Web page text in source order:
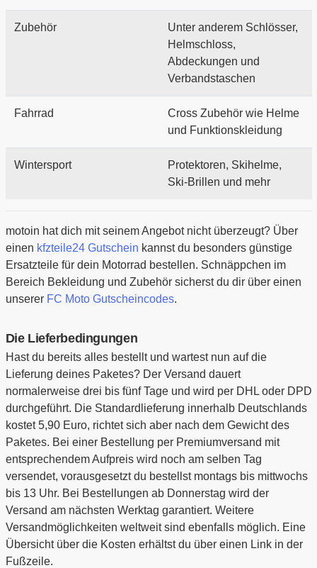
Zubehör
Unter anderem Schlösser,
Helmschloss,
Abdeckungen und
Verbandstaschen
Fahrrad
Cross Zubehör wie Helme
und Funktionskleidung
Wintersport
Protektoren, Skihelme,
Ski-Brillen und mehr
motoin hat dich mit seinem Angebot nicht überzeugt? Über
einen kfzteile24 Gutschein kannst du besonders günstige
Ersatzteile für dein Motorrad bestellen. Schnäppchen im
Bereich Bekleidung und Zubehör sicherst du dir über einen
unserer FC Moto Gutscheincodes.
Die Lieferbedingungen
Hast du bereits alles bestellt und wartest nun auf die
Lieferung deines Paketes? Der Versand dauert
normalerweise drei bis fünf Tage und wird per DHL oder DPD
durchgeführt. Die Standardlieferung innerhalb Deutschlands
kostet 5,90 Euro, richtet sich aber nach dem Gewicht des
Paketes. Bei einer Bestellung per Premiumversand mit
entsprechendem Aufpreis wird noch am selben Tag
versendet, vorausgesetzt du bestellst montags bis mittwochs
bis 13 Uhr. Bei Bestellungen ab Donnerstag wird der
Versand am nächsten Werktag garantiert. Weitere
Versandmöglichkeiten weltweit sind ebenfalls möglich. Eine
Übersicht über die Kosten erhältst du über einen Link in der
Fußzeile.